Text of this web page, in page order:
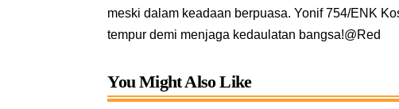
meski dalam keadaan berpuasa. Yonif 754/ENK
tempur demi menjaga kedaulatan bangsa!@Red
You Might Also Like